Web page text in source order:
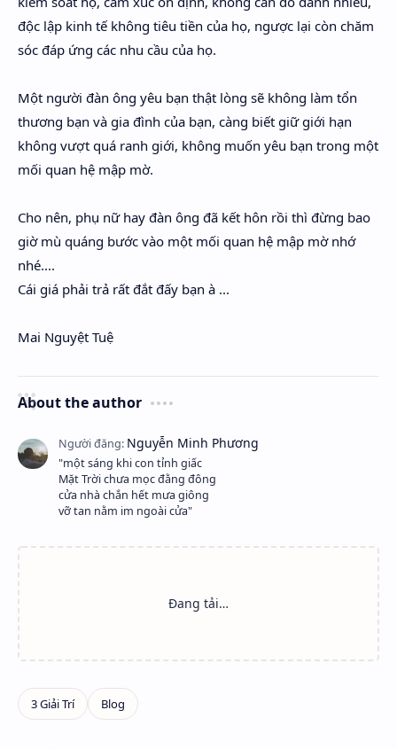
độc lập kinh tế không tiêu tiền của họ, ngược lại còn chăm
sóc đáp ứng các nhu cầu của họ.
Một người đàn ông yêu bạn thật lòng sẽ không làm tổn
thương bạn và gia đình của bạn, càng biết giữ giới hạn
không vượt quá ranh giới, không muốn yêu bạn trong một
mối quan hệ mập mờ.
Cho nên, phụ nữ hay đàn ông đã kết hôn rồi thì đừng bao
giờ mù quáng bước vào một mối quan hệ mập mờ nhớ
nhé....
Cái giá phải trả rất đắt đấy bạn à ...
Mai Nguyệt Tuệ
About the author
"một sáng khi con tỉnh giấc
Mặt Trời chưa mọc đằng đông
cửa nhà chắn hết mưa giông
vỡ tan nằm im ngoài cửa"